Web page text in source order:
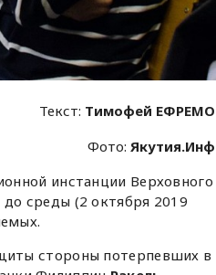
Текст: Тимофей
Фото:
инстанции Верховного
среды (2 октября 2019
стороны потерпевших в